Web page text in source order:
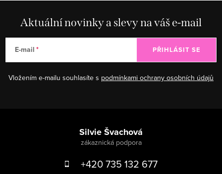
Aktuální novinky a slevy na váš e-mail
E-mail
Vložením e-mailu souhlasíte s podmínkami ochrany osobních údajů
PŘIHLÁSIT SE
Silvie Švachová
+420 735 132 677